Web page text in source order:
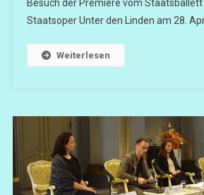
Besuch der Premiere vom Staatsballett
Staatsoper Unter den Linden am 28.
Weiterlesen